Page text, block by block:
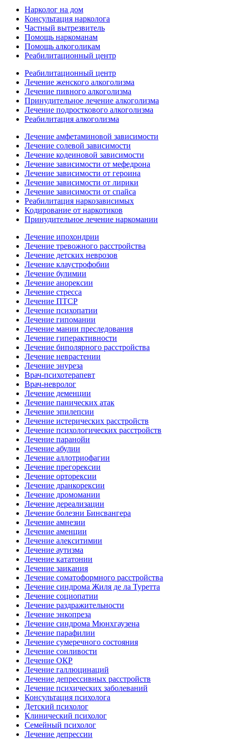
Нарколог на дом
Консультация нарколога
Частный вытрезвитель
Помощь наркоманам
Помощь алкоголикам
Реабилитационный центр
Реабилитационный центр
Лечение женского алкоголизма
Лечение пивного алкоголизма
Принудительное лечение алкоголизма
Лечение подросткового алкоголизма
Реабилитация алкоголизма
Лечение амфетаминовой зависимости
Лечение солевой зависимости
Лечение кодеиновой зависимости
Лечение зависимости от мефедрона
Лечение зависимости от героина
Лечение зависимости от лирики
Лечение зависимости от спайса
Реабилитация наркозависимых
Кодирование от наркотиков
Принудительное лечение наркомании
Лечение ипохондрии
Лечение тревожного расстройства
Лечение детских неврозов
Лечение клаустрофобии
Лечение булимии
Лечение анорексии
Лечение стресса
Лечение ПТСР
Лечение психопатии
Лечение гипомании
Лечение мании преследования
Лечение гиперактивности
Лечение биполярного расстройства
Лечение неврастении
Лечение энуреза
Врач-психотерапевт
Врач-невролог
Лечение деменции
Лечение панических атак
Лечение эпилепсии
Лечение истерических расстройств
Лечение психологических расстройств
Лечение паранойи
Лечение абулии
Лечение аллотриофагии
Лечение прегорексии
Лечение орторексии
Лечение дранкорексии
Лечение дромомании
Лечение дереализации
Лечение болезни Бинсвангера
Лечение амнезии
Лечение аменции
Лечение алекситимии
Лечение аутизма
Лечение кататонии
Лечение заикания
Лечение соматоформного расстройства
Лечение синдрома Жиля де ла Туретта
Лечение социопатии
Лечение раздражительности
Лечение энкопреза
Лечение синдрома Мюнхгаузена
Лечение парафилии
Лечение сумеречного состояния
Лечение сонливости
Лечение ОКР
Лечение галлюцинаций
Лечение депрессивных расстройств
Лечение психических заболеваний
Консультация психолога
Детский психолог
Клинический психолог
Семейный психолог
Лечение депрессии